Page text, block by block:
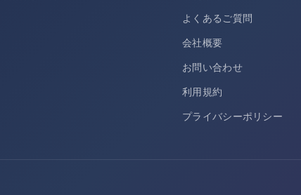
よくあるご質問
会社概要
お問い合わせ
利用規約
プライバシーポリシー